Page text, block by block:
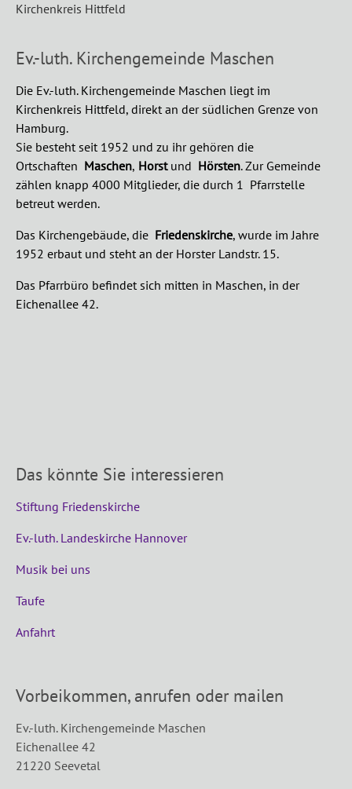
Kirchenkreis Hittfeld
Ev.-luth. Kirchengemeinde Maschen
Die Ev.-luth. Kirchengemeinde Maschen liegt im
Kirchenkreis Hittfeld, direkt an der südlichen Grenze von
Hamburg.
Sie besteht seit 1952 und zu ihr gehören die
Ortschaften Maschen, Horstund Hörsten.Zur Gemeinde
zählen knapp 4000 Mitglieder, die durch 1 Pfarrstelle
betreut werden.
Das Kirchengebäude, die Friedenskirche, wurde im Jahre
1952 erbaut und steht an der Horster Landstr. 15.
Das Pfarrbüro befindet sich mitten in Maschen, in der
Eichenallee 42.
Das könnte Sie interessieren
Stiftung Friedenskirche
Ev.-luth. Landeskirche Hannover
Musik bei uns
Taufe
Anfahrt
Vorbeikommen, anrufen oder mailen
Ev.-luth. Kirchengemeinde Maschen
Eichenallee 42
21220 Seevetal